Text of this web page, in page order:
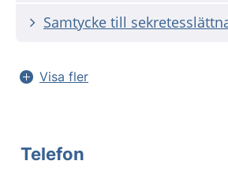
Samtycke till
Visa fler
Telefon